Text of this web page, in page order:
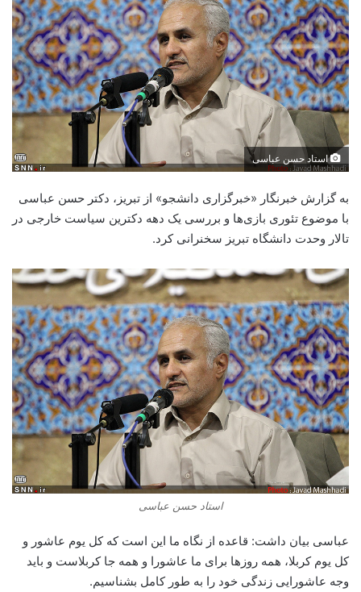
استاد حسن عباسی
به گزارش خبرنگار «خبرگزاری دانشجو» از تبریز، دکتر حسن عباسی
با موضوع تئوری بازی‌ها و بررسی یک دهه دکترین سیاست خارجی در
تالار وحدت دانشگاه تبریز سخنرانی کرد.
استاد حسن عباسی
عباسی بیان داشت: قاعده از نگاه ما این است که کل یوم عاشور و
کل یوم کربلا، همه روزها برای ما عاشورا و همه جا کربلاست و باید
وجه عاشورایی زندگی خود را به طور کامل بشناسیم.